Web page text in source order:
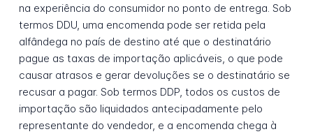
na experiência do consumidor no ponto de entrega. Sob
termos DDU, uma encomenda pode ser retida pela
alfândega no país de destino até que o destinatário
pague as taxas de importação aplicáveis, o que pode
causar atrasos e gerar devoluções se o destinatário se
recusar a pagar. Sob termos DDP, todos os custos de
importação são liquidados antecipadamente pelo
representante do vendedor, e a encomenda chega à